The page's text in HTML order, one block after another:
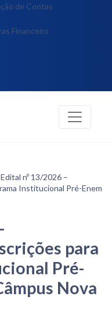
de Contas
Financeiro
nº 13/2026 –
Institucional Pré-Enem
para
Pré-
Nova